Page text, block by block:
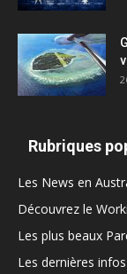
Rubriques
Les News en
Découvrez le
Les plus beaux
Les dernières